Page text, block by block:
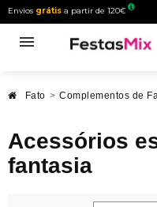
Envios grátis a partir de 120€
Fato > Complementos de
Acessórios
fantasia